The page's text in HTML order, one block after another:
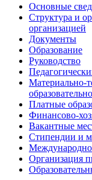
Основные
Структура и
организацией
Документы
Образование
Руководство
Материально-
Платные
Финансово-
Вакантные
Стипендии и
Организация